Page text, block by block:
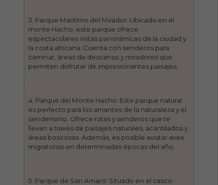
3. Parque Marítimo del Mirador: Ubicado en el
monte Hacho, este parque ofrece
espectaculares vistas panorámicas de la ciudad y
la costa africana. Cuenta con senderos para
caminar, áreas de descanso y miradores que
permiten disfrutar de impresionantes paisajes.
4. Parque del Monte Hacho: Este parque natural
es perfecto para los amantes de la naturaleza y el
senderismo. Ofrece rutas y senderos que te
llevan a través de paisajes naturales, acantilados y
áreas boscosas. Además, es posible avistar aves
migratorias en determinadas épocas del año.
5. Parque de San Amaro: Situado en el casco